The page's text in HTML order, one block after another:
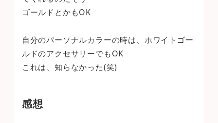
ゴールドとかもOK
自分のパーソナルカラーの時は、ホワイトゴー
ルドのアクセサリーでもOK
これは、知らなかった(笑)
感想